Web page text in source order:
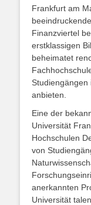
Frankfurt am
Finanzviertel
erstklassigen
beheimatet
anbieten.
Eine der
Universität
Hochschulen
von
anerkannten
Universität